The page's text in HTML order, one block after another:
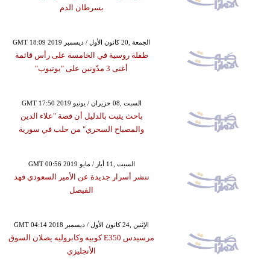
بسرطان الدم
GMT 18:09 2019 الجمعة ,20 كانون الأول / ديسمبر
طفلة روسية في الخامسة على رأس قائمة
أغنى 3 مدّونين على "يوتيوب"
GMT 17:50 2019 السبت ,08 حزيران / يونيو
باحث يثبت بالدليل أن قصة "علاء الدين
والمصباح السحري" من حلب في سورية
GMT 00:56 2019 السبت ,11 أيار / مايو
ننشر أسرار جديدة عن الأمير السعودي فهد
الفيصل
GMT 04:14 2018 الإثنين ,24 كانون الأول / ديسمبر
مرسيدس E350 كوبيه وكابروليه يصلان السوق
الأنجليزي